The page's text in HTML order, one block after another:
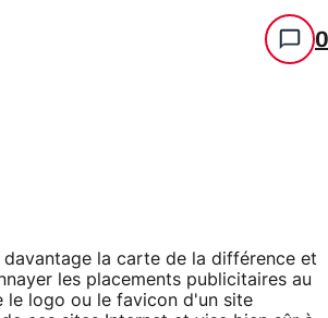
0
la carte de la différence et
les placements publicitaires au
le logo ou le favicon d'un site